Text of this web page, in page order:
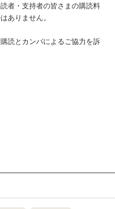
者・支持者の皆さまの購読料
ありません。
読とカンパによるご協力を訴